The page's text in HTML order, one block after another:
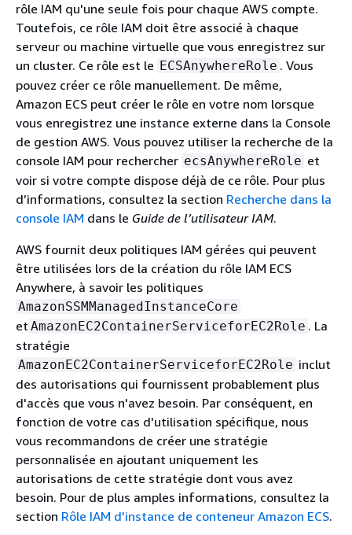
rôle IAM qu'une seule fois pour chaque AWS compte.
Toutefois, ce rôle IAM doit être associé à chaque
serveur ou machine virtuelle que vous enregistrez sur
un cluster. Ce rôle est le ECSAnywhereRole . Vous
pouvez créer ce rôle manuellement. De même,
Amazon ECS peut créer le rôle en votre nom lorsque
vous enregistrez une instance externe dans la Console
de gestion AWS. Vous pouvez utiliser la recherche de la
console IAM pour rechercher ecsAnywhereRole et
voir si votre compte dispose déjà de ce rôle. Pour plus
d’informations, consultez la section Recherche dans la
console IAM dans le Guide de l’utilisateur IAM.
AWS fournit deux politiques IAM gérées qui peuvent
être utilisées lors de la création du rôle IAM ECS
Anywhere, à savoir les politiques
AmazonSSMManagedInstanceCore
et AmazonEC2ContainerServiceforEC2Role . La
stratégie
AmazonEC2ContainerServiceforEC2Role inclut
des autorisations qui fournissent probablement plus
d'accès que vous n'avez besoin. Par conséquent, en
fonction de votre cas d'utilisation spécifique, nous
vous recommandons de créer une stratégie
personnalisée en ajoutant uniquement les
autorisations de cette stratégie dont vous avez
besoin. Pour de plus amples informations, consultez la
section Rôle IAM d'instance de conteneur Amazon ECS.